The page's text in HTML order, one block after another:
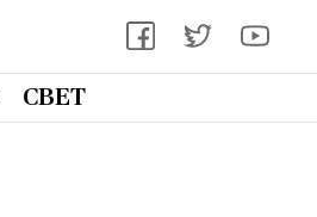
СВЕТ